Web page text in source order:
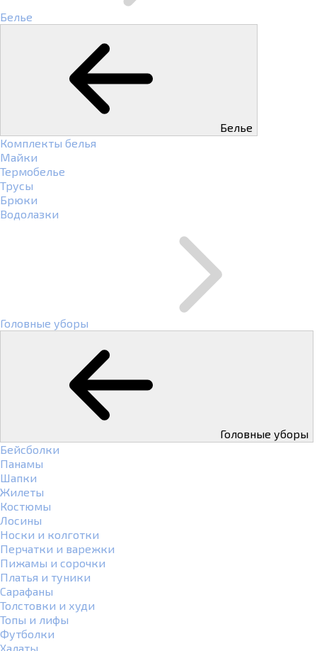
Белье
Белье
Комплекты белья
Майки
Термобелье
Трусы
Брюки
Водолазки
Головные уборы
Головные уборы
Бейсболки
Панамы
Шапки
Жилеты
Костюмы
Лосины
Носки и колготки
Перчатки и варежки
Пижамы и сорочки
Платья и туники
Сарафаны
Толстовки и худи
Топы и лифы
Футболки
Халаты